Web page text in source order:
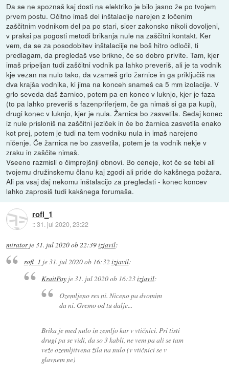
Da se ne spoznaš kaj dosti na elektriko je bilo jasno že po tvojem
prvem postu. Očitno imaš del inštalacije narejen z ločenim
zaščitnim vodnikom del pa po stari, sicer zakonsko nikoli dovoljeni,
v praksi pa pogosti metodi brikanja nule na zaščitni kontakt. Ker
vem, da se za posodobitev inštalaciije ne boš hitro odločil, ti
predlagam, da pregledaš vse brikne, če so dobro privite. Tam, kjer
imaš pripeljan tudi zaščitni vodnik pa lahko preveriš, ali je ta vodnik
kje vezan na nulo tako, da vzameš grlo žarnice in ga priključiš na
dva krajša vodnika, ki jima na konceh snameš ca 5 mm izolacije. V
grlo seveda daš žarnico, potem pa en konec v luknjo, kjer je faza
(to pa lahko preveriš s fazenpriferjem, če ga nimaš si ga pa kupi),
drugi konec v luknjo, kjer je nula. Žarnica bo zasvetila. Sedaj konec
iz nule prisloniš na zaščitni jeziček in če bo žarnica zasvetila enako
kot prej, potem je tudi na tem vodniku nula in imaš narejeno
ničenje. Če žarnica ne bo zasvetila, potem je ta vodnik nekje v
zraku in zaščite nimaš.
Vseeno razmisli o čimprejšnji obnovi. Bo ceneje, kot če se tebi ali
tvojemu družinskemu članu kaj zgodi ali pride do kakšnega požara.
Ali pa vsaj daj nekomu inštalacijo za pregledati - konec koncev
lahko zaprosiš tudi kakšnega forumaša.
rofl_1
::31. jul 2020, 23:22
miratorje31. jul 2020 ob 22:39izjavil:
rofl_1 je31. jul 2020 ob 16:32 izjavil:
KraitPay je31. jul 2020 ob 16:23izjavil:
Ozemljeno res ni. Niceno pa dvomim
da ni. Gremo od tu dalje...
Brika je med nulo in zemljo kar v vtičnici. Pri tisti
drugi pa se vidi, da so 3 kabli, ne vem pa ali se tam
veže ozemljitvena žila na nulo (v vtičnici se v
glavnem ne)